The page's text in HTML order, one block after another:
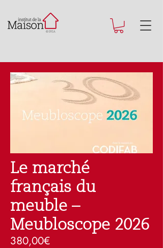
Le marché
français du
meuble –
Meubloscope 2026
380,00€